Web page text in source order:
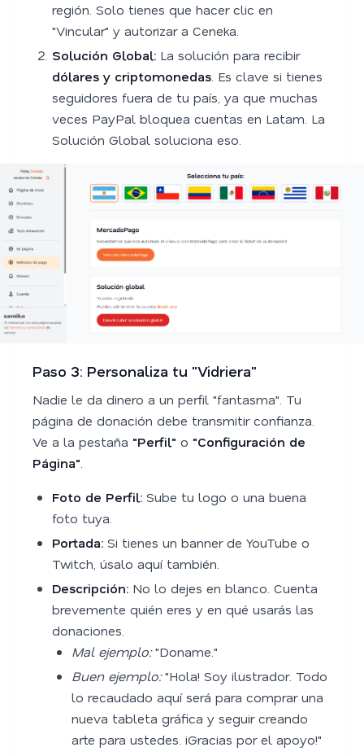
región. Solo tienes que hacer clic en
"Vincular" y autorizar a Ceneka.
Solución Global: La solución para recibir
dólares y criptomonedas . Es clave si tienes
seguidores fuera de tu país, ya que muchas
veces PayPal bloquea cuentas en Latam. La
Solución Global soluciona eso.
Paso 3: Personaliza tu "Vidriera"
Nadie le da dinero a un perfil "fantasma". Tu
página de donación debe transmitir confianza.
Ve a la pestaña "Perfil" o "Configuración de
Página"
Foto de Perfil: Sube tu logo o una buena
foto tuya.
Portada: Si tienes un banner de YouTube o
Twitch, úsalo aquí también.
Descripción: No lo dejes en blanco. Cuenta
brevemente quién eres y en qué usarás las
donaciones.
Mal ejemplo:"Doname."
Buen ejemplo:"Hola! Soy ilustrador. Todo
lo recaudado aquí será para comprar una
nueva tableta gráfica y seguir creando
arte para ustedes. ¡Gracias por el apoyo!"